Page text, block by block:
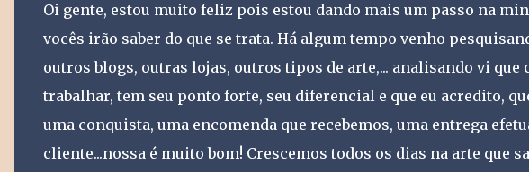
Oi gente, estou muito feliz pois estou dando mais um passo na
vocês irão saber do que se trata. Há algum tempo venho
outros blogs, outras lojas, outros tipos de arte,... analisando vi que
trabalhar, tem seu ponto forte, seu diferencial e que eu acredito,
uma conquista, uma encomenda que recebemos, uma entrega
cliente...nossa é muito bom! Crescemos todos os dias na arte que